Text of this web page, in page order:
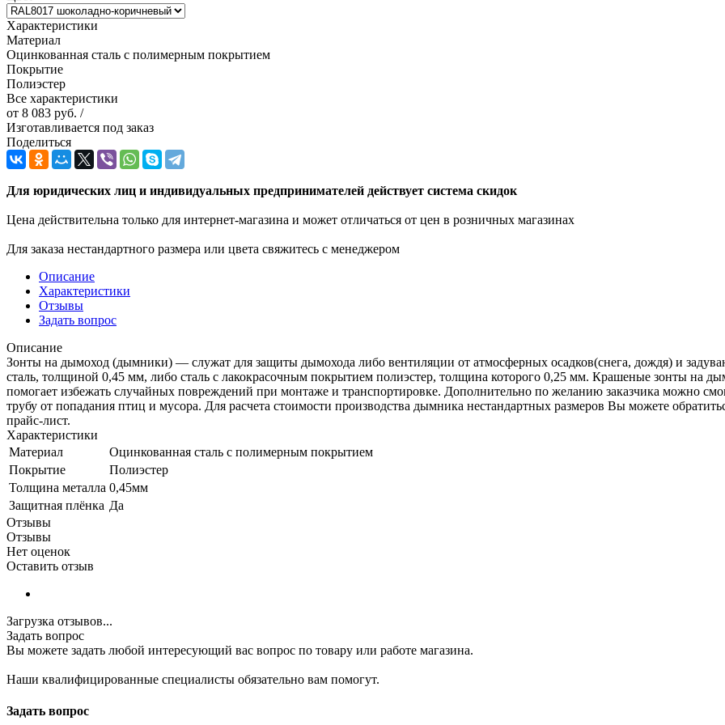
Характеристики
Материал
Оцинкованная сталь с полимерным покрытием
Покрытие
Полиэстер
Все характеристики
от 8 083 руб. /
Изготавливается под заказ
Поделиться
Для юридических лиц и индивидуальных предпринимателей действует система скидок
Цена действительна только для интернет-магазина и может отличаться от цен в розничных магазинах
Для заказа нестандартного размера или цвета свяжитесь с менеджером
Описание
Характеристики
Отзывы
Задать вопрос
Описание
Зонты на дымоход (дымники) — служат для защиты дымохода либо вентиляции от атмосферных осадков(снега, дождя) и
сталь, толщиной 0,45 мм, либо сталь с лакокрасочным покрытием полиэстер, толщина которого 0,25 мм. Крашеные зонты на
помогает избежать случайных повреждений при монтаже и транспортировке. Дополнительно по желанию заказчика можно
трубу от попадания птиц и мусора. Для расчета стоимости производства дымника нестандартных размеров Вы можете
прайс-лист.
Характеристики
Материал
Оцинкованная сталь с полимерным покрытием
Покрытие
Полиэстер
Толщина металла 0,45мм
Защитная плёнка Да
Отзывы
Отзывы
Нет оценок
Оставить отзыв
Загрузка отзывов...
Задать вопрос
Вы можете задать любой интересующий вас вопрос по товару или работе магазина.
Наши квалифицированные специалисты обязательно вам помогут.
Задать вопрос